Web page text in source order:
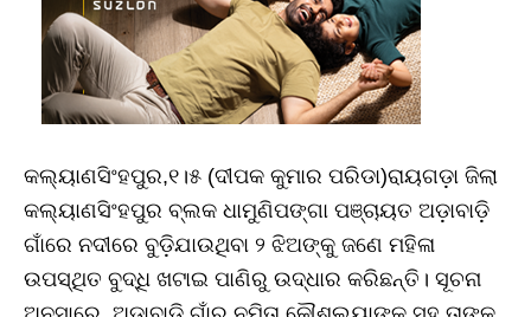
କଲ୍ୟାଣସିଂହପୁର,୧।୫ (ଦୀପକ କୁମାର ପରିଡା)ରାୟଗଡ଼ା ଜିଲା
କଲ୍ୟାଣସିଂହପୁର ବ୍ଲକ ଧାମୁଣିପଙ୍ଗା ପଞ୍ଚାୟତ ଅଡ଼ାବାଡ଼ି
ଗାଁରେ ନଦୀରେ ବୁଡ଼ିଯାଉଥିବା ୨ ଝିଅଙ୍କୁ ଜଣେ ମହିଳା
ଉପସ୍ଥିତ ବୁଦ୍ଧି ଖଟାଇ ପାଣିରୁ ଉଦ୍ଧାର କରିଛନ୍ତି। ସୂଚନା